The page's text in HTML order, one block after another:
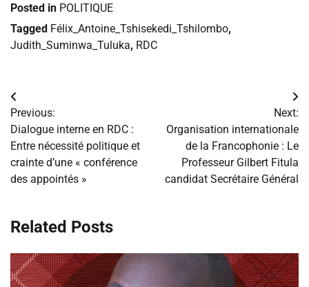
Posted in POLITIQUE
Tagged Félix_Antoine_Tshisekedi_Tshilombo,
Judith_Suminwa_Tuluka, RDC
Navigation
de
l’article
Previous:
Dialogue interne en RDC :
Entre nécessité politique et
crainte d’une « conférence
des appointés »
Next:
Organisation internationale
de la Francophonie : Le
Professeur Gilbert Fitula
candidat Secrétaire Général
Related Posts